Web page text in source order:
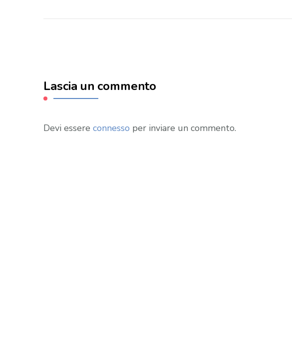
Lascia un commento
Devi essere connesso per inviare un commento.